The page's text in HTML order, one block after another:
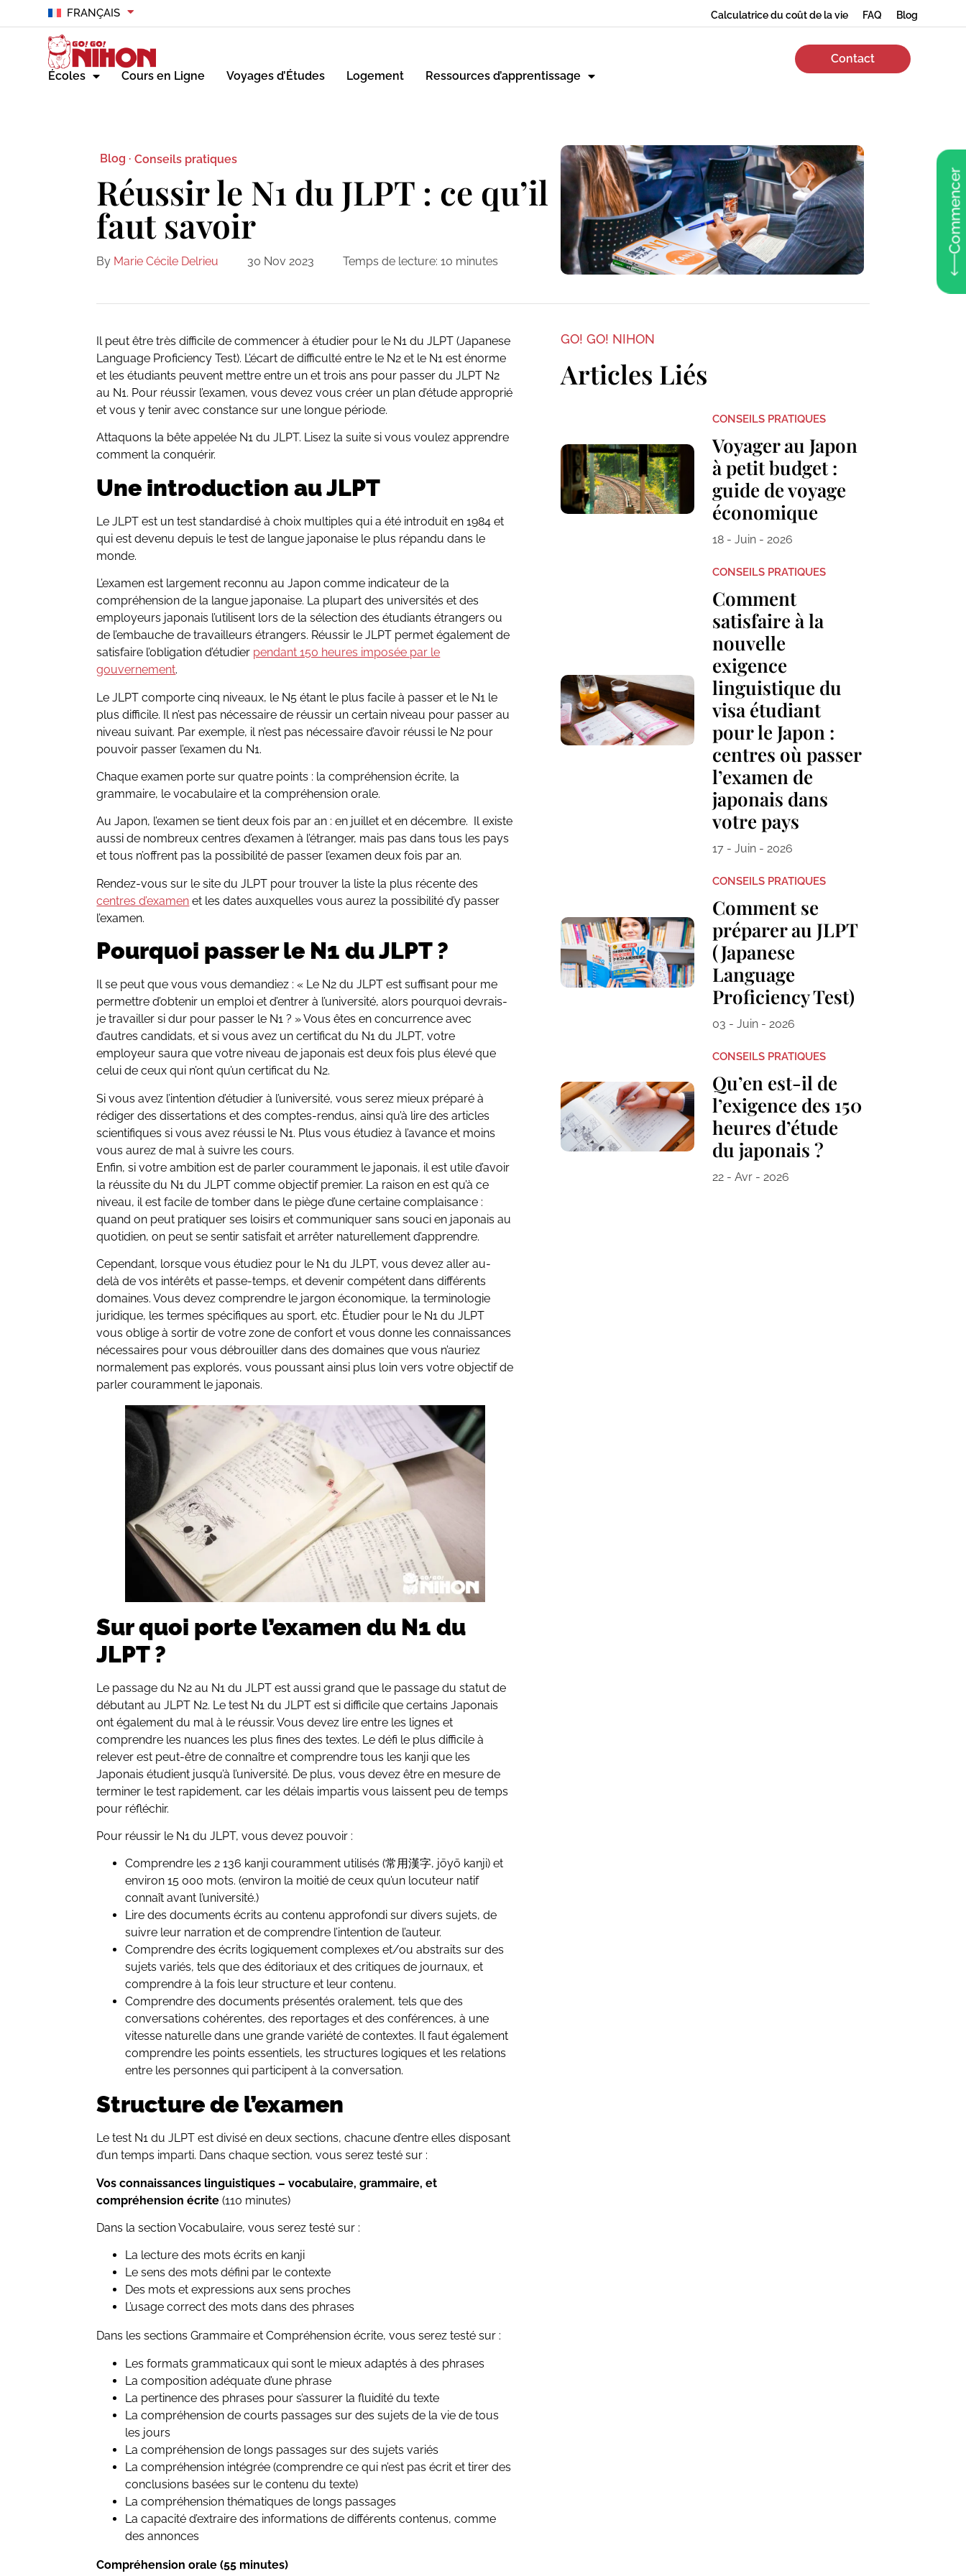
FRANÇAIS Calculatrice du coût de la vie FAQ Blog
Écoles Cours en Ligne Voyages d’Études Logement Ressources d’apprentissage
Contact
Commencer
Blog · Conseils pratiques
Réussir le N1 du JLPT : ce qu’il
faut savoir
By Marie Cécile Delrieu 30 Nov 2023 Temps de lecture: 10 minutes
Il peut être très difficile de commencer à étudier pour le N1 du JLPT (Japanese
Language Proficiency Test). L’écart de difficulté entre le N2 et le N1 est énorme
et les étudiants peuvent mettre entre un et trois ans pour passer du JLPT N2
au N1. Pour réussir l’examen, vous devez vous créer un plan d’étude approprié
et vous y tenir avec constance sur une longue période.
Attaquons la bête appelée N1 du JLPT. Lisez la suite si vous voulez apprendre
comment la conquérir.
Une introduction au JLPT
Le JLPT est un test standardisé à choix multiples qui a été introduit en 1984 et
qui est devenu depuis le test de langue japonaise le plus répandu dans le
monde.
L’examen est largement reconnu au Japon comme indicateur de la
compréhension de la langue japonaise. La plupart des universités et des
employeurs japonais l’utilisent lors de la sélection des étudiants étrangers ou
de l’embauche de travailleurs étrangers. Réussir le JLPT permet également de
satisfaire l’obligation d’étudier pendant 150 heures imposée par le
gouvernement.
Le JLPT comporte cinq niveaux, le N5 étant le plus facile à passer et le N1 le
plus difficile. Il n’est pas nécessaire de réussir un certain niveau pour passer au
niveau suivant. Par exemple, il n’est pas nécessaire d’avoir réussi le N2 pour
pouvoir passer l’examen du N1.
Chaque examen porte sur quatre points : la compréhension écrite, la
grammaire, le vocabulaire et la compréhension orale.
Au Japon, l’examen se tient deux fois par an : en juillet et en décembre. Il existe
aussi de nombreux centres d’examen à l’étranger, mais pas dans tous les pays
et tous n’offrent pas la possibilité de passer l’examen deux fois par an.
Rendez-vous sur le site du JLPT pour trouver la liste la plus récente des
centres d’examen et les dates auxquelles vous aurez la possibilité d’y passer
l’examen.
Pourquoi passer le N1 du JLPT ?
Il se peut que vous vous demandiez : « Le N2 du JLPT est suffisant pour me
permettre d’obtenir un emploi et d’entrer à l’université, alors pourquoi devrais-
je travailler si dur pour passer le N1 ? » Vous êtes en concurrence avec
d’autres candidats, et si vous avez un certificat du N1 du JLPT, votre
employeur saura que votre niveau de japonais est deux fois plus élevé que
celui de ceux qui n’ont qu’un certificat du N2.
Si vous avez l’intention d’étudier à l’université, vous serez mieux préparé à
rédiger des dissertations et des comptes-rendus, ainsi qu’à lire des articles
scientifiques si vous avez réussi le N1. Plus vous étudiez à l’avance et moins
vous aurez de mal à suivre les cours.
Enfin, si votre ambition est de parler couramment le japonais, il est utile d’avoir
la réussite du N1 du JLPT comme objectif premier. La raison en est qu’à ce
niveau, il est facile de tomber dans le piège d’une certaine complaisance :
quand on peut pratiquer ses loisirs et communiquer sans souci en japonais au
quotidien, on peut se sentir satisfait et arrêter naturellement d’apprendre.
Cependant, lorsque vous étudiez pour le N1 du JLPT, vous devez aller au-
delà de vos intérêts et passe-temps, et devenir compétent dans différents
domaines. Vous devez comprendre le jargon économique, la terminologie
juridique, les termes spécifiques au sport, etc. Étudier pour le N1 du JLPT
vous oblige à sortir de votre zone de confort et vous donne les connaissances
nécessaires pour vous débrouiller dans des domaines que vous n’auriez
normalement pas explorés, vous poussant ainsi plus loin vers votre objectif de
parler couramment le japonais.
Sur quoi porte l’examen du N1 du
JLPT ?
Le passage du N2 au N1 du JLPT est aussi grand que le passage du statut de
débutant au JLPT N2. Le test N1 du JLPT est si difficile que certains Japonais
ont également du mal à le réussir. Vous devez lire entre les lignes et
comprendre les nuances les plus fines des textes. Le défi le plus difficile à
relever est peut-être de connaître et comprendre tous les kanji que les
Japonais étudient jusqu’à l’université. De plus, vous devez être en mesure de
terminer le test rapidement, car les délais impartis vous laissent peu de temps
pour réfléchir.
Pour réussir le N1 du JLPT, vous devez pouvoir :
Comprendre les 2 136 kanji couramment utilisés (常用漢字, jōyō kanji) et
environ 15 000 mots. (environ la moitié de ceux qu’un locuteur natif
connaît avant l’université.)
Lire des documents écrits au contenu approfondi sur divers sujets, de
suivre leur narration et de comprendre l’intention de l’auteur.
Comprendre des écrits logiquement complexes et/ou abstraits sur des
sujets variés, tels que des éditoriaux et des critiques de journaux, et
comprendre à la fois leur structure et leur contenu.
Comprendre des documents présentés oralement, tels que des
conversations cohérentes, des reportages et des conférences, à une
vitesse naturelle dans une grande variété de contextes. Il faut également
comprendre les points essentiels, les structures logiques et les relations
entre les personnes qui participent à la conversation.
Structure de l’examen
Le test N1 du JLPT est divisé en deux sections, chacune d’entre elles disposant
d’un temps imparti. Dans chaque section, vous serez testé sur :
Vos connaissances linguistiques – vocabulaire, grammaire, et
compréhension écrite(110 minutes)
Dans la section Vocabulaire, vous serez testé sur :
La lecture des mots écrits en kanji
Le sens des mots défini par le contexte
Des mots et expressions aux sens proches
L’usage correct des mots dans des phrases
Dans les sections Grammaire et Compréhension écrite, vous serez testé sur :
Les formats grammaticaux qui sont le mieux adaptés à des phrases
La composition adéquate d’une phrase
La pertinence des phrases pour s’assurer la fluidité du texte
La compréhension de courts passages sur des sujets de la vie de tous
les jours
La compréhension de longs passages sur des sujets variés
La compréhension intégrée (comprendre ce qui n’est pas écrit et tirer des
conclusions basées sur le contenu du texte)
La compréhension thématiques de longs passages
La capacité d’extraire des informations de différents contenus, comme
des annonces
Compréhension orale (55 minutes)
GO! GO! NIHON
Articles Liés
CONSEILS PRATIQUES
Voyager au Japon
à petit budget :
guide de voyage
économique
18 - Juin - 2026
CONSEILS PRATIQUES
Comment
satisfaire à la
nouvelle
exigence
linguistique du
visa étudiant
pour le Japon :
centres où passer
l’examen de
japonais dans
votre pays
17 - Juin - 2026
CONSEILS PRATIQUES
Comment se
préparer au JLPT
(Japanese
Language
Proficiency Test)
03 - Juin - 2026
CONSEILS PRATIQUES
Qu’en est-il de
l’exigence des 150
heures d’étude
du japonais ?
22 - Avr - 2026